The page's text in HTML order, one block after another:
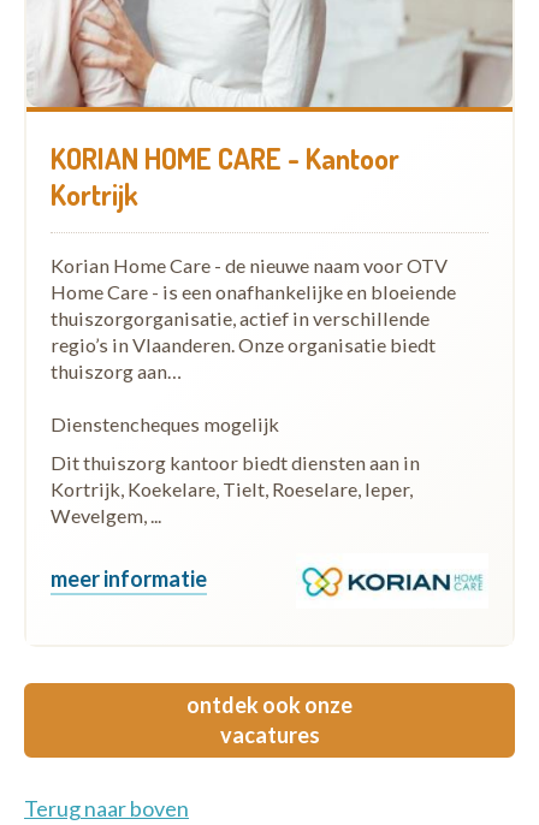
KORIAN HOME CARE - Kantoor
Kortrijk
Korian Home Care - de nieuwe naam voor OTV
Home Care - is een onafhankelijke en bloeiende
thuiszorgorganisatie, actief in verschillende
regio’s in Vlaanderen. Onze organisatie biedt
thuiszorg aan…
Dienstencheques mogelijk
Dit thuiszorg kantoor biedt diensten aan in
Kortrijk, Koekelare, Tielt, Roeselare, Ieper,
Wevelgem, ...
meer informatie
ontdek ook onze
vacatures
Terug naar boven